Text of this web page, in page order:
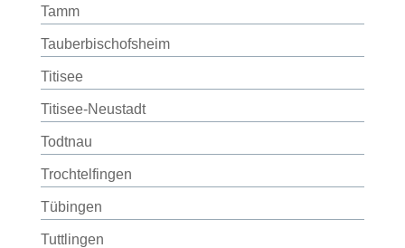
Tamm
Tauberbischofsheim
Titisee
Titisee-Neustadt
Todtnau
Trochtelfingen
Tübingen
Tuttlingen